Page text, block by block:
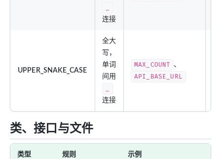
连接
UPPER_SNAKE_CASE
全大
写，
单词
间用
连接
MAX_COUNT 、
API_BASE_URL
类、接口与文件
类型 规则 示例